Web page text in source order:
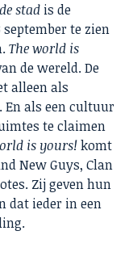
stad is de
te zien
The world is
de wereld. De
alleen als
als een cultuur
te claimen
is yours!komt
New Guys, Clan
Zij geven hun
dat ieder in een